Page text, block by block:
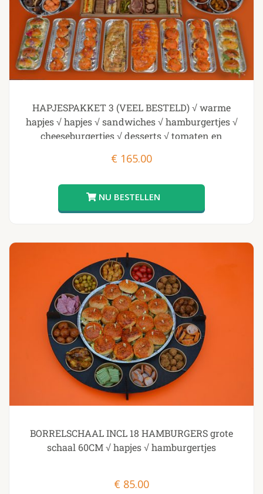
HAPJESPAKKET 3 (VEEL BESTELD) √ warme
hapjes √ hapjes √ sandwiches √ hamburgertjes √
cheeseburgertjes √ desserts √ tomaten en
€ 165.00
BORRELSCHAAL INCL 18 HAMBURGERS grote
schaal 60CM √ hapjes √ hamburgertjes
€ 85.00